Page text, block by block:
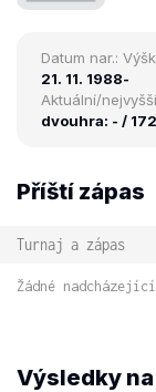
Datum nar.:
21. 11. 1988-
Aktuální/
dvouhra: - /
Příští zápas
Turnaj a zápas
Žádné
Výsledky